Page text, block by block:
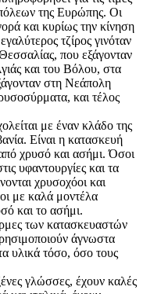
της Ευρώπης. Οι
και κυρίως την κίνηση
τζίρος γινόταν
που εξάγονταν
και του Βόλου, στα
στη Νεάπολη
και τέλος
με έναν κλάδο της
Είναι η κατασκευή
χρυσό και ασήμι. Όσοι
υφαντουργίες και τα
χρυσοχόοι και
με καλά μοντέλα
και το ασήμι.
των κατασκευαστών
άγνωστα
υλικά τόσο, όσο τους
γλώσσες, έχουν καλές